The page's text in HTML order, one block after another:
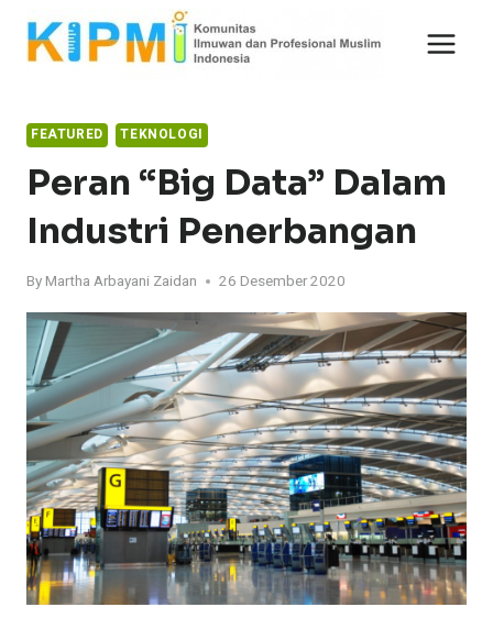
Skip
FEATURED TEKNOLOGI
Peran “Big Data” Dalam
Industri Penerbangan
By Martha Arbayani Zaidan 26 Desember 2020